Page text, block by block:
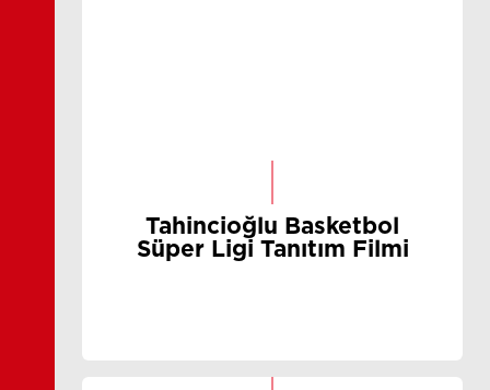
Tahincioğlu Basketbol
Süper Ligi Tanıtım Filmi